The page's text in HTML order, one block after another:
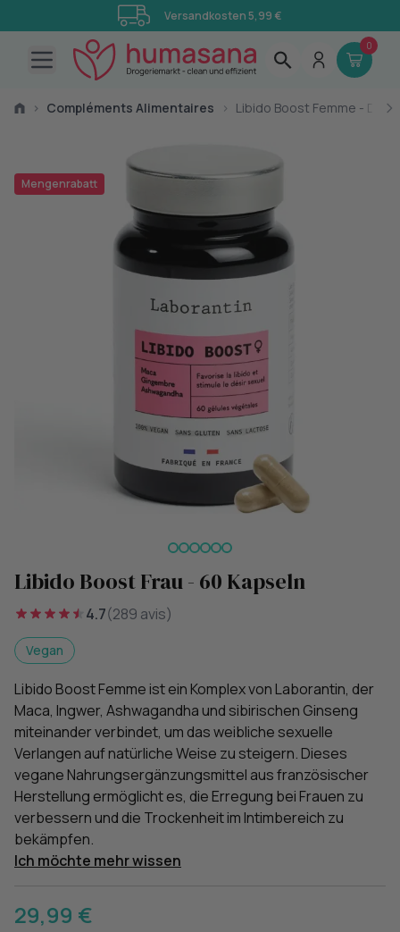
Versandkosten 5,99 €
Open main menu
0
› Compléments Alimentaires › Libido Boost Femme -
Mengenrabatt
Libido Boost Frau - 60 Kapseln
4.7(289 avis)
Vegan
Libido Boost Femme ist ein Komplex von Laborantin, der
Maca, Ingwer, Ashwagandha und sibirischen Ginseng
miteinander verbindet, um das weibliche sexuelle
Verlangen auf natürliche Weise zu steigern. Dieses
vegane Nahrungsergänzungsmittel aus französischer
Herstellung ermöglicht es, die Erregung bei Frauen zu
verbessern und die Trockenheit im Intimbereich zu
bekämpfen.
Ich möchte mehr wissen
29,99 €